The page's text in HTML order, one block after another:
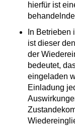
hierfür ist
In Betrieben
ist dieser
der
bedeutet,
eingeladen
Einladung